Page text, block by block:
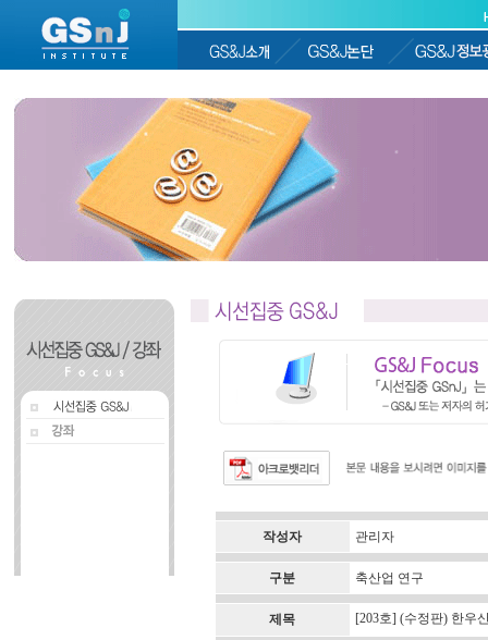
작성자 관리자
구분 축산업 연구
제목 [203호] (수정판) 한우